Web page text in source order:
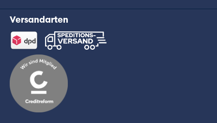
Versandarten